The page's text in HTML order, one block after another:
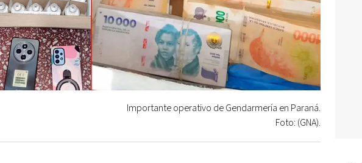
Importante operativo de Gendarmería en Paraná.
Foto: (GNA).